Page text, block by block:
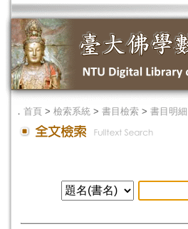
． 首頁 > 檢索系統 > 書目檢索 > 書目明細